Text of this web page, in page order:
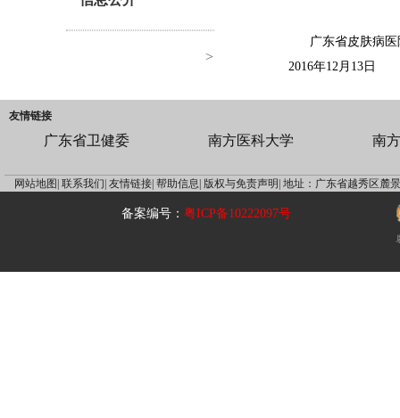
>
广东省皮肤病医
2016年12月13日
友情链接
广东省卫健委 南方医科大学 南
网站地图| 联系我们| 友情链接| 帮助信息| 版权与免责声明| 地址：广东省越秀区麓
备案编号：粤ICP备10222097号